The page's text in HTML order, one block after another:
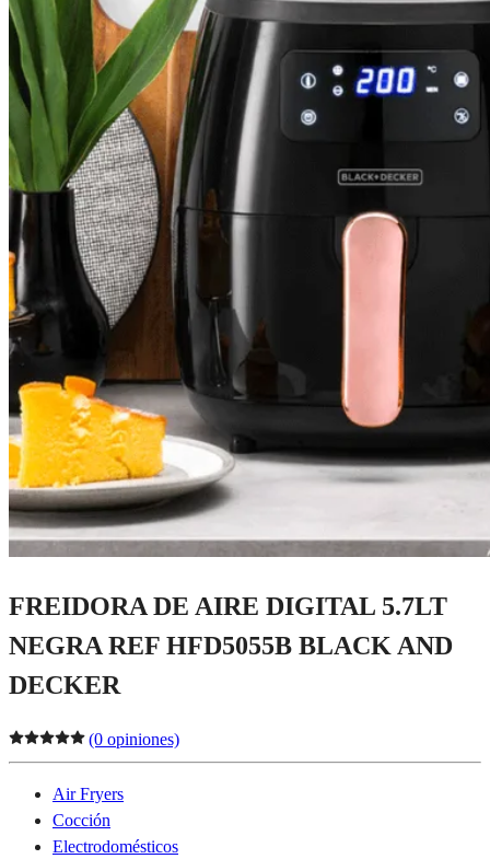
FREIDORA DE AIRE DIGITAL 5.7LT
NEGRA REF HFD5055B BLACK AND
DECKER
(0 opiniones)
Air Fryers
Cocción
Electrodomésticos